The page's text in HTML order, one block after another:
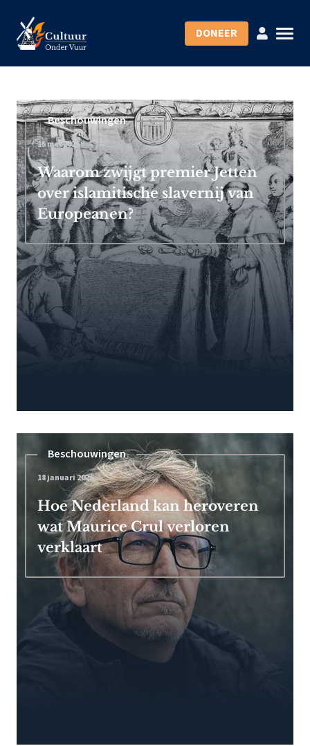
DONEER
Beschouwingen
15 mei 2026
Waarom zwijgt premier Jetten
over islamitische slavernij van
Europeanen?
Beschouwingen
18 januari 2026
Hoe Nederland kan heroveren
wat Maurice Crul verloren
verklaart